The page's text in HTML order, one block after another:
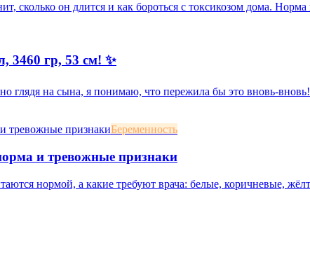
сколько он длится и как бороться с токсикозом дома.
3460 гр, 53 см! ✨
глядя на сына, я понимаю, что пережила бы это вновь-
Беременность
и тревожные признаки
нормой, а какие требуют врача: белые, коричневые,